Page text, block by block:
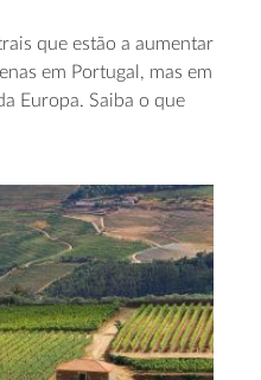
que estão a aumentar
em Portugal, mas em
Europa. Saiba o que